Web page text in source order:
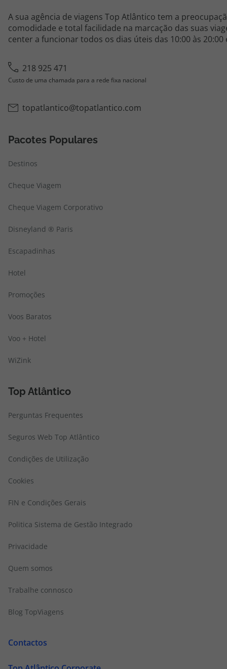
A sua agência de viagens Top Atlântico tem a
comodidade e total facilidade na marcação das suas
center a funcionar todos os dias úteis das 10:00 às 20:00
218 925 471
Custo de uma chamada para a rede fixa nacional
topatlantico@topatlantico.com
Pacotes Populares
Destinos
Cheque Viagem
Cheque Viagem Corporativo
Disneyland ® Paris
Escapadinhas
Hotel
Promoções
Voos Baratos
Voo + Hotel
WiZink
Top Atlântico
Perguntas Frequentes
Seguros Web Top Atlântico
Condições de Utilização
Cookies
FIN e Condições Gerais
Politica Sistema de Gestão Integrado
Privacidade
Quem somos
Trabalhe connosco
Blog TopViagens
Contactos